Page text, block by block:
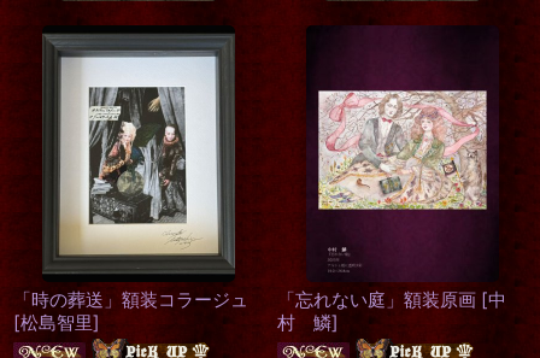
「時の葬送」額装コラージュ
[松島智里]
「忘れない庭」額装原画 [中
村 鱗]